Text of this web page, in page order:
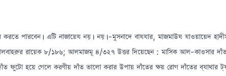
করতে পারবেন। এটি নাজায়েয নয়। নয়।-মুসনাদে বাযযার, মাজমাউয যাওয়ায়েদ
রায়েক ৮/১৮৬; আলমাজমূ ৪/৩২৭ উত্তর দিয়েছেন : মাসিক আল-কাওসার দাঁত
ফুটো হয়ে গেলে করণীয় দাঁত ভালো করার উপায় দাঁতের ক্ষয় রোগ দাঁতের ব্যাথার